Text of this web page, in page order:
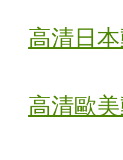
高清日
高清歐